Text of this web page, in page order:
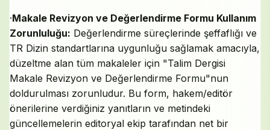
·Makale Revizyon ve Değerlendirme Formu Kullanım
Zorunluluğu: Değerlendirme süreçlerinde şeffaflığı ve
TR Dizin standartlarına uygunluğu sağlamak amacıyla,
düzeltme alan tüm makaleler için "Talim Dergisi
Makale Revizyon ve Değerlendirme Formu"nun
doldurulması zorunludur. Bu form, hakem/editör
önerilerine verdiğiniz yanıtların ve metindeki
güncellemelerin editoryal ekip tarafından net bir